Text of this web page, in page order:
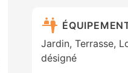
Jardin, Terrasse,
désigné